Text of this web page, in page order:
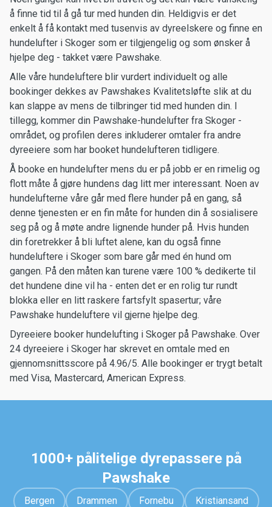
å finne tid til å gå tur med hunden din. Heldigvis er det
enkelt å få kontakt med tusenvis av dyreelskere og finne en
hundelufter i Skoger som er tilgjengelig og som ønsker å
hjelpe deg - takket være Pawshake.
Alle våre hundeluftere blir vurdert individuelt og alle
bookinger dekkes av Pawshakes Kvalitetsløfte slik at du
kan slappe av mens de tilbringer tid med hunden din. I
tillegg, kommer din Pawshake-hundelufter fra Skoger -
området, og profilen deres inkluderer omtaler fra andre
dyreeiere som har booket hundelufteren tidligere.
Å booke en hundelufter mens du er på jobb er en rimelig og
flott måte å gjøre hundens dag litt mer interessant. Noen av
hundelufterne våre går med flere hunder på en gang, så
denne tjenesten er en fin måte for hunden din å sosialisere
seg på og å møte andre lignende hunder på. Hvis hunden
din foretrekker å bli luftet alene, kan du også finne
hundeluftere i Skoger som bare går med én hund om
gangen. På den måten kan turene være 100 % dedikerte til
det hundene dine vil ha - enten det er en rolig tur rundt
blokka eller en litt raskere fartsfylt spasertur; våre
Pawshake hundeluftere vil gjerne hjelpe deg.
Dyreeiere booker hundelufting i Skoger på Pawshake. Over
24 dyreeiere i Skoger har skrevet en omtale med en
gjennomsnittsscore på 4.96/5. Alle bookinger er trygt betalt
med Visa, Mastercard, American Express.
1000+ pålitelige dyrepassere på
Pawshake
Bergen Drammen Fornebu Kristiansand